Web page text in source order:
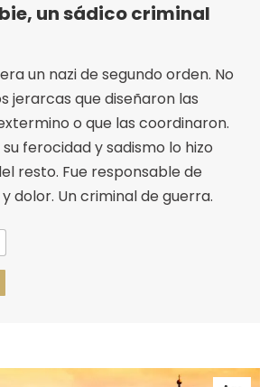
un sádico criminal
un nazi de segundo orden. No
jerarcas que diseñaron las
o que las coordinaron.
ferocidad y sadismo lo hizo
resto. Fue responsable de
dolor. Un criminal de guerra.